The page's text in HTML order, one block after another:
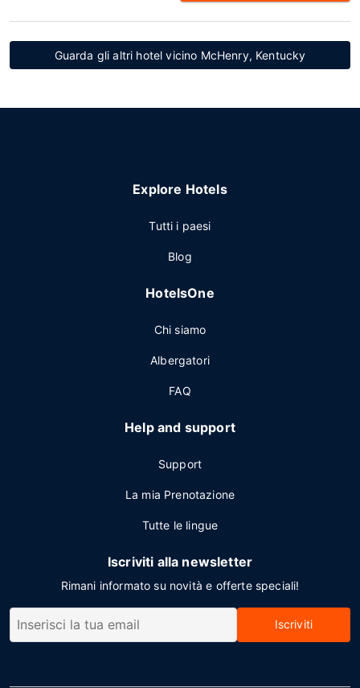
Guarda gli altri hotel vicino McHenry, Kentucky
Explore Hotels
Tutti i paesi
Blog
HotelsOne
Chi siamo
Albergatori
FAQ
Help and support
Support
La mia Prenotazione
Tutte le lingue
Iscriviti alla newsletter
Rimani informato su novità e offerte speciali!
Iscriviti